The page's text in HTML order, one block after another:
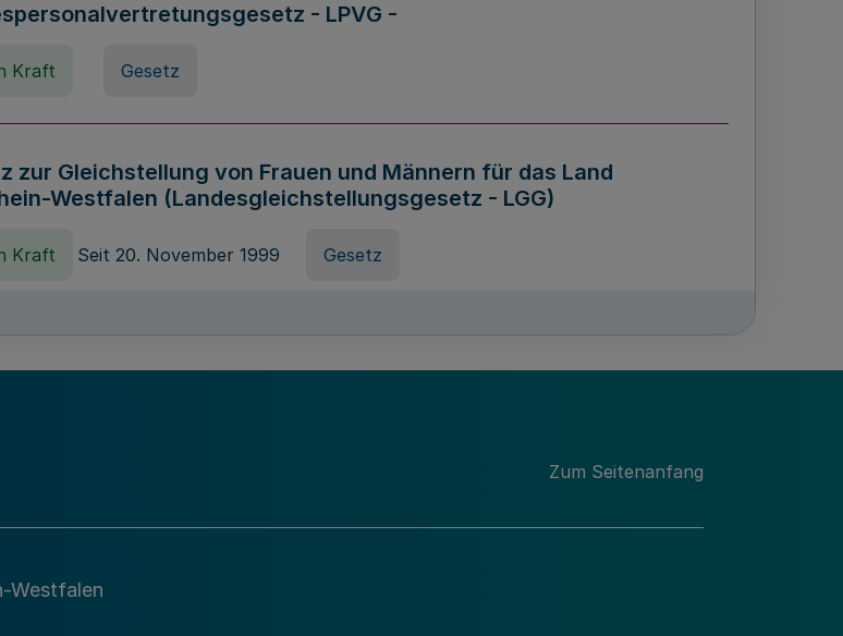
- LPVG -
Kraft Gesetz
zur Gleichstellung von Frauen und Männern für das Land
Westfalen (Landesgleichstellungsgesetz - LGG)
Kraft Seit 20. November 1999 Gesetz
Zum Seitenanfang
Westfalen